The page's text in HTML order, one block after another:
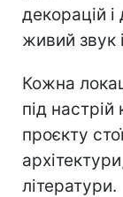
декорацій
живий звук
Кожна
під настрій
проєкту
літератури.